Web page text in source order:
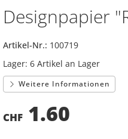
Designpapier
Artikel-Nr.: 100719
Lager: 6 Artikel an Lager
Weitere Informationen
CHF 1.60